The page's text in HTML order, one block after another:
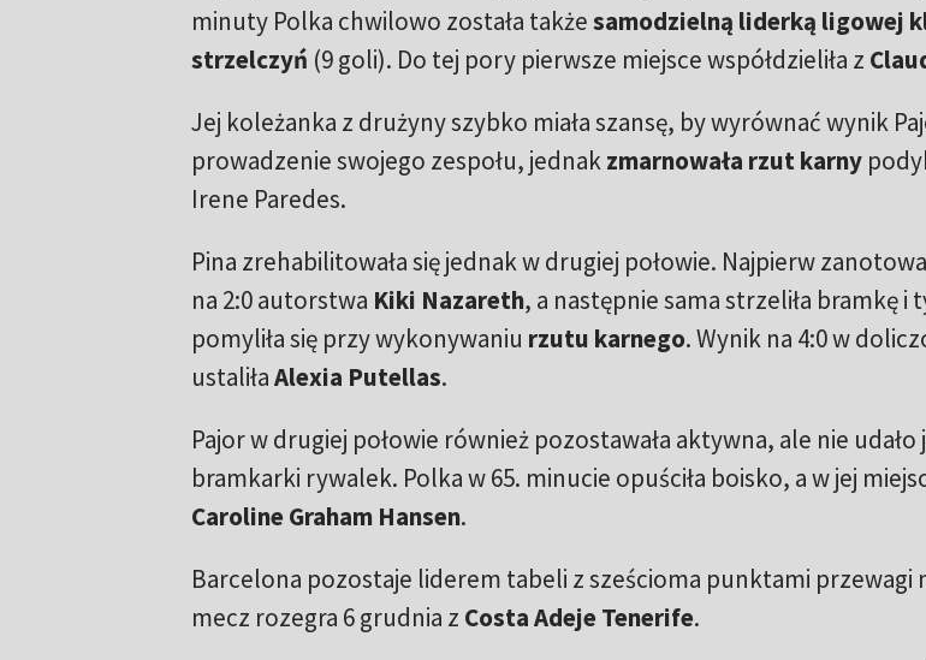
minuty Polka chwilowo została takżesamodzielną liderką ligowej
strzelczyń (9 goli). Do tej pory pierwsze miejsce współdzieliła z
Jej koleżanka z drużyny szybko miała szansę, by wyrównać wynik
prowadzenie swojego zespołu, jednakzmarnowała rzut karny
Irene Paredes.
Pina zrehabilitowała się jednak w drugiej połowie. Najpierw
na 2:0 autorstwa Kiki Nazareth, a następnie sama strzeliła bramkę i
pomyliła się przy wykonywaniu rzutu karnego. Wynik na 4:0 w
ustaliłaAlexia Putellas.
Pajor w drugiej połowie również pozostawała aktywna, ale nie udało
bramkarki rywalek. Polka w 65. minucie opuściła boisko, a w jej
Caroline Graham Hansen.
Barcelona pozostaje liderem tabeli z sześcioma punktami przewagi
mecz rozegra 6 grudnia z Costa Adeje Tenerife.